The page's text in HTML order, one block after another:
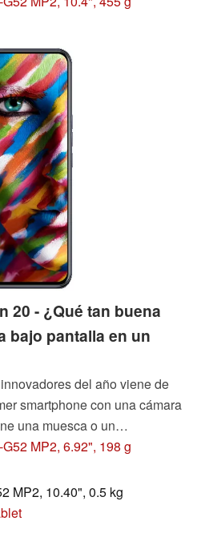
20 - ¿Qué tan buena
bajo pantalla en un
del año viene de
smartphone con una cámara
una muesca o un
módulo de cámara debajo
smartphone de ZTE.
MP2, 6.92", 198 g
MP2, 10.40", 0.5 kg